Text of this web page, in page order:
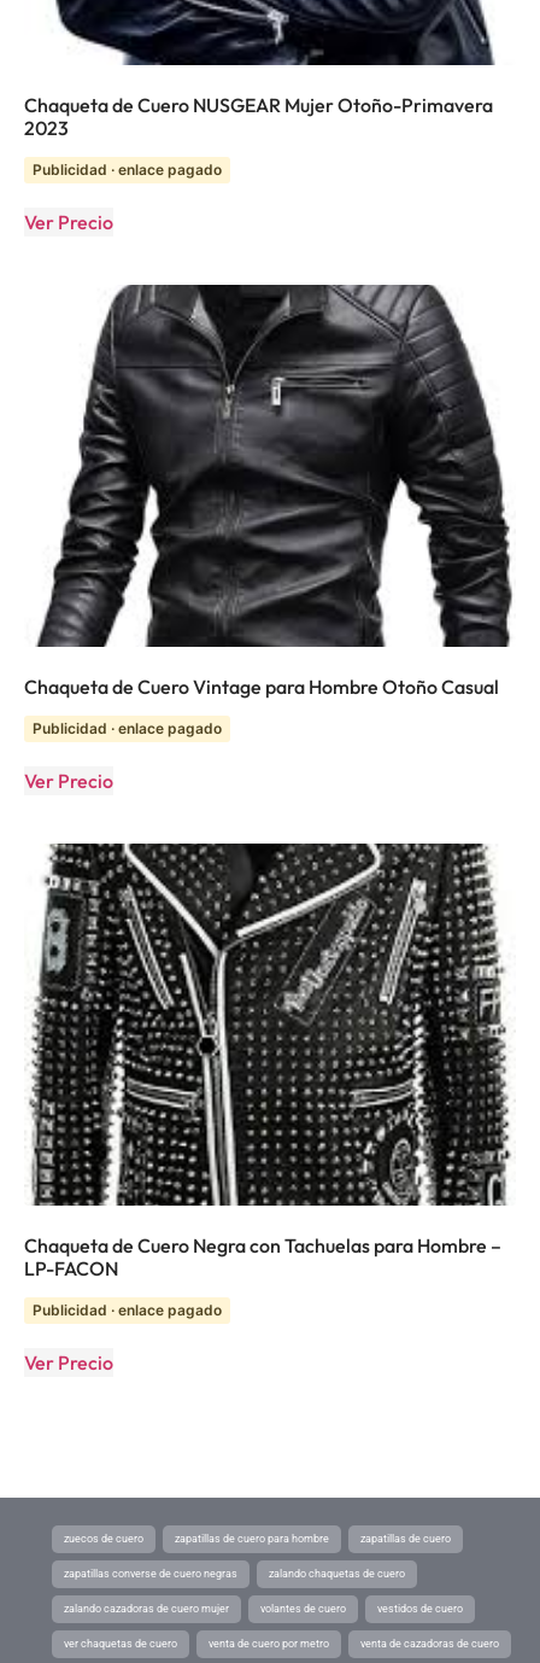
Chaqueta de Cuero NUSGEAR Mujer Otoño-Primavera
2023
Publicidad · enlace pagado
Ver Precio
Chaqueta de Cuero Vintage para Hombre Otoño Casual
Publicidad · enlace pagado
Ver Precio
Chaqueta de Cuero Negra con Tachuelas para Hombre –
LP-FACON
Publicidad · enlace pagado
Ver Precio
zuecos de cuero zapatillas de cuero para hombre zapatillas de cuero
zapatillas converse de cuero negras zalando chaquetas de cuero
zalando cazadoras de cuero mujer volantes de cuero vestidos de cuero
ver chaquetas de cuero venta de cuero por metro venta de cazadoras de cuero